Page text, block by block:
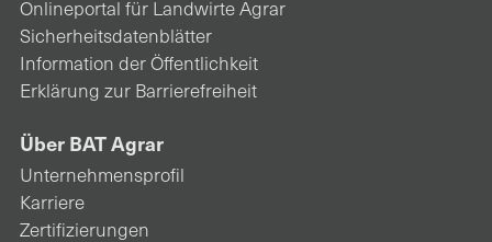
Onlineportal für Landwirte Agrar
Sicherheitsdatenblätter
Information der Öffentlichkeit
Erklärung zur Barrierefreiheit
Über BAT Agrar
Unternehmensprofil
Karriere
Zertifizierungen